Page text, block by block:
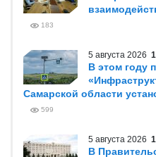
183
5 августа 2026
В этом году
Самарской области
599
5 августа 2026
В